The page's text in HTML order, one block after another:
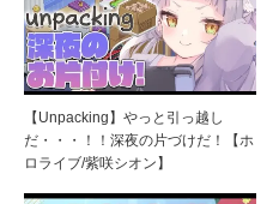
【Unpacking】やっと引っ越し
だ・・・！！深夜の片づけだ！【ホ
ロライブ/紫咲シオン】